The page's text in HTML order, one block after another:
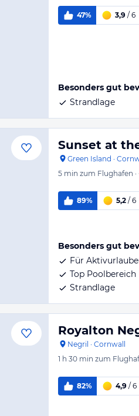
47% 3,9 / 6
Besonders gut
Strandlage
Sunset at
Green Island ·
5 min zum Flughafen ·
89% 5,2 / 6
Besonders gut
Für
Top Poolbereich
Strandlage
Royalton
Negril · Cornwall
1 h 30 min zum
82% 4,9 / 6